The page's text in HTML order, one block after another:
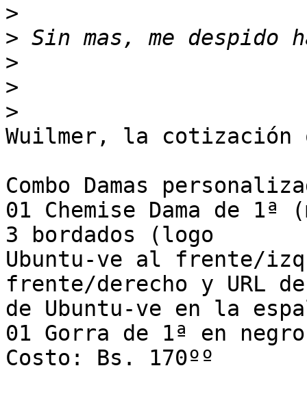
>
>
>
>
>
Wuilmer, la cotización
Combo Damas
01 Chemise Dama de 1ª
3 bordados (logo
Ubuntu-ve al frente/
frente/derecho y URL
de Ubuntu-ve en la
01 Gorra de 1ª en
Costo: Bs. 170ºº